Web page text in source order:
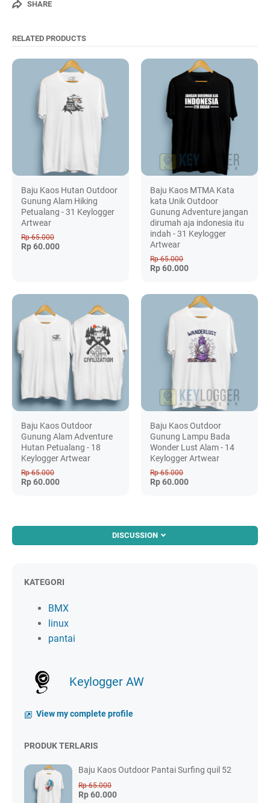
SHARE
RELATED PRODUCTS
Baju Kaos Hutan Outdoor
Gunung Alam Hiking
Petualang - 31 Keylogger
Artwear
Rp 65.000
Rp 60.000
Baju Kaos MTMA Kata
kata Unik Outdoor
Gunung Adventure jangan
dirumah aja indonesia itu
indah - 31 Keylogger
Artwear
Rp 65.000
Rp 60.000
Baju Kaos Outdoor
Gunung Alam Adventure
Hutan Petualang - 18
Keylogger Artwear
Rp 65.000
Rp 60.000
Baju Kaos Outdoor
Gunung Lampu Bada
Wonder Lust Alam - 14
Keylogger Artwear
Rp 65.000
Rp 60.000
DISCUSSION
KATEGORI
BMX
linux
pantai
Keylogger AW
View my complete profile
PRODUK TERLARIS
Baju Kaos Outdoor Pantai Surfing quil 52
Rp 65.000
Rp 60.000